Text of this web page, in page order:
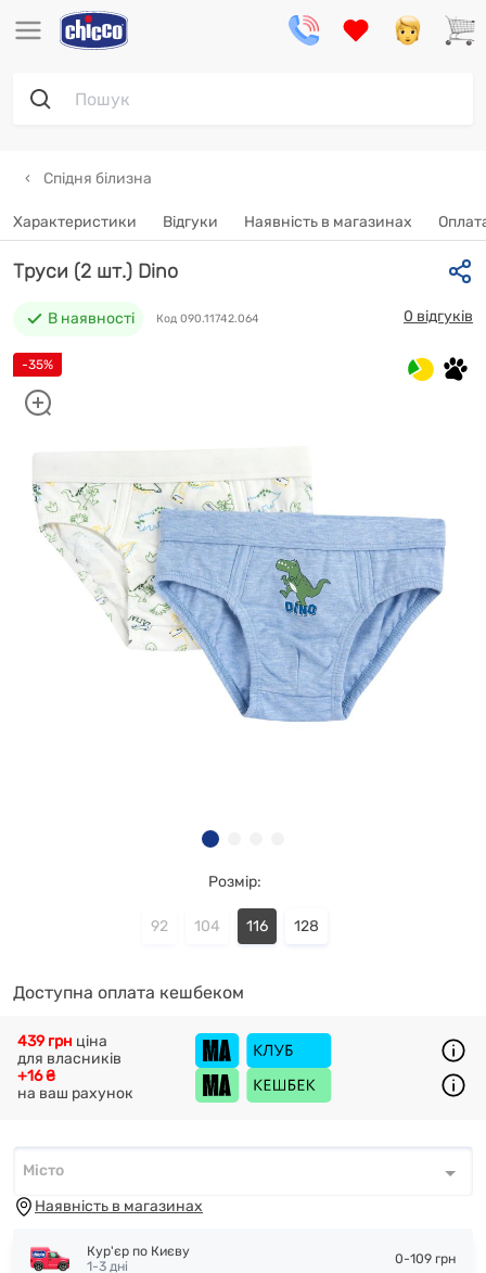
Спідня білизна
Характеристики Відгуки Наявність в магазинах
-35%
Труси (2 шт.) Dino
В наявності Код 090.11742.064 0 відгуків
Розмір:
92 104 116 128
Доступна оплата кешбеком
+16 ₴
на ваш рахунок
439 грн ціна
для власників
Місто*
Місто
Наявність в магазинах
Кур'єр по Києву
1-3 дні
0-109 грн